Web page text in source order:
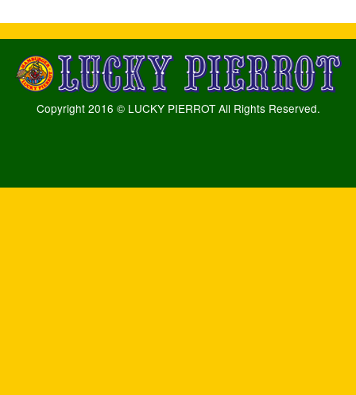
Copyright 2016 © LUCKY PIERROT All Rights Reserved.